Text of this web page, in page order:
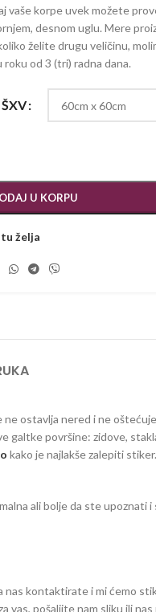
vaše korpe uvek možete
desnom uglu. Mere
želite drugu veličinu,
roku od 3 (tri) radna dana.
U KORPU
želja
ne ostavlja nered i ne
galtke površine: zidove,
kako je najlakše zalepiti
ali bolje da ste upoznati i
nas kontaktirate i mi ćemo
vas, pošaljite nam sliku ili